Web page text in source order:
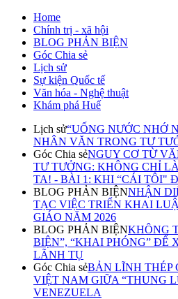
Home
Chính trị - xã hội
BLOG PHẢN BIỆN
Góc Chia sẻ
Lịch sử
Sự kiện Quốc tế
Văn hóa - Nghệ thuật
Khám phá Huế
Lịch sử“UỐNG NƯỚC NHỚ
NHÂN VĂN TRONG TƯ
Góc Chia sẻNGUY CƠ TỪ
TƯ TƯỞNG: KHÔNG CHỈ
TA! - BÀI 1: KHI “CÁI TÔI"
BLOG PHẢN BIỆNNHẬN
TẠC VIỆC TRIỂN KHAI
GIÁO NĂM 2026
BLOG PHẢN BIỆNKHÔNG
BIỆN”, “KHAI PHÓNG” ĐỂ
LÃNH TỤ
Góc Chia sẻBẢN LĨNH THÉP
VIỆT NAM GIỮA “THUNG
VENEZUELA